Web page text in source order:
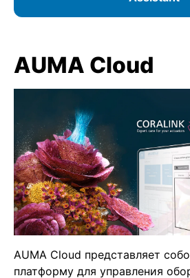
AUMA Cloud
AUMA Cloud представляет
платформу для управления